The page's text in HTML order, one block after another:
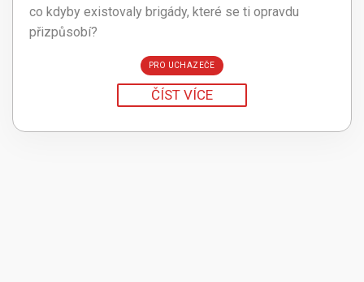
co kdyby existovaly brigády, které se ti opravdu
přizpůsobí?
PRO UCHAZEČE
ČÍST VÍCE